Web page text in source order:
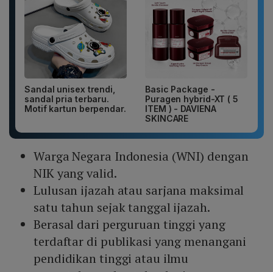
Sandal unisex trendi,
sandal pria terbaru.
Motif kartun berpendar.
Basic Package -
Puragen hybrid-XT ( 5
ITEM ) - DAVIENA
SKINCARE
Warga Negara Indonesia (WNI) dengan
NIK yang valid.
Lulusan ijazah atau sarjana maksimal
satu tahun sejak tanggal ijazah.
Berasal dari perguruan tinggi yang
terdaftar di publikasi yang menangani
pendidikan tinggi atau ilmu